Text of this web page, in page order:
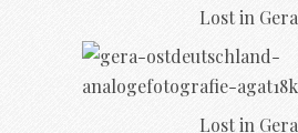
Lost in Gera
Lost in Gera